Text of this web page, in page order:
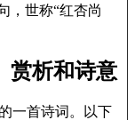
，世称“红杏尚
赏析和诗意
一首诗词。以下